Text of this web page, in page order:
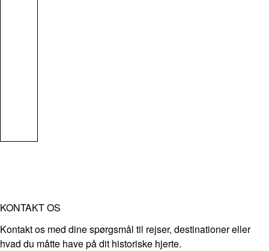
KONTAKT OS
Kontakt os med dine spørgsmål til rejser, destinationer eller
hvad du måtte have på dit historiske hjerte.